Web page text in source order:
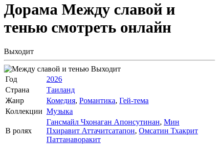
Дорама Между славой и
тенью смотреть онлайн
Выходит
Выходит
Год
2026
Страна
Таиланд
Жанр
Комедия, Романтика, Гей-тема
Коллекции Музыка
В ролях
Гансмайл Чхонаган Апонсутинан, Мин
Пхиравит Аттачитсатапон, Омсатин Тхакрит
Паттанаворакит